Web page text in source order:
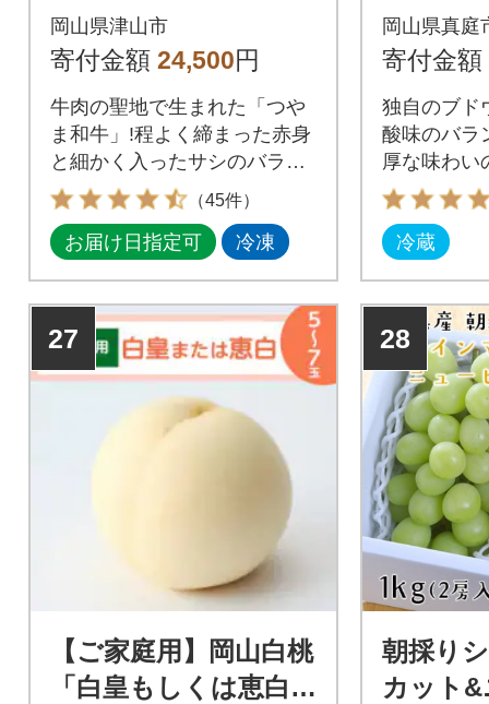
ステーキ(リブロー
ス・サーロイン) 600
岡山県津山市
寄付金額 24,500円
牛肉の聖地で生まれた「つや
ま和牛」!程よく締まった赤身
と細かく入ったサシのバラン
スが絶妙です!
（45件）
お届け日指定可 冷凍
kg (2房
岡山県真庭
寄付金額
独自のブド
酸味のバラ
厚な味わい
冷蔵
27
【ご家庭用】岡山白桃
「白皇もしくは恵白」
28
朝採り
カット